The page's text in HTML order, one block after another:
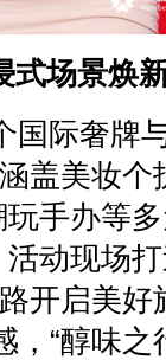
式场景焕
国际奢牌
盖美妆个
手办等
动现场
开启美好
，“醇味之